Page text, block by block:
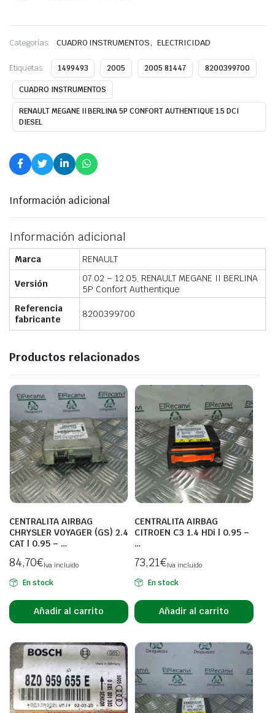
Categorías: CUADRO INSTRUMENTOS, ELECTRICIDAD
Etiquetas: 1499493 2005 2005 81447 8200399700
CUADRO INSTRUMENTOS
RENAULT MEGANE II BERLINA 5P CONFORT AUTHENTIQUE 1.5 DCI
DIESEL
Información adicional
Información adicional
Marca RENAULT
Versión
07.02 – 12.05, RENAULT MEGANE II BERLINA
5P Confort Authentique
Referencia
fabricante
8200399700
Productos relacionados
CENTRALITA AIRBAG
CHRYSLER VOYAGER (GS) 2.4
CAT | 0.95 – …
84,70€Iva incluido
En stock
Añadir al carrito
CENTRALITA AIRBAG
CITROEN C3 1.4 HDi | 0.95 –
…
73,21€Iva incluido
En stock
Añadir al carrito